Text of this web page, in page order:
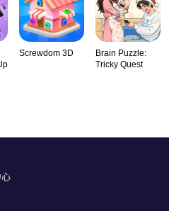
Screwdom 3D
Brain Puzzle:
Tricky Quest